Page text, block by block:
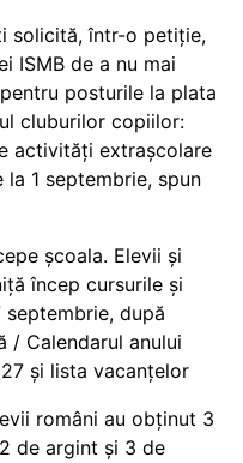
solicită, într-o petiție,
ISMB de a nu mai
posturile la plata
cluburilor copiilor:
activități extrașcolare
1 septembrie, spun
școala. Elevii și
încep cursurile și
după
/ Calendarul anului
și lista vacanțelor
români au obținut 3
de argint și 3 de